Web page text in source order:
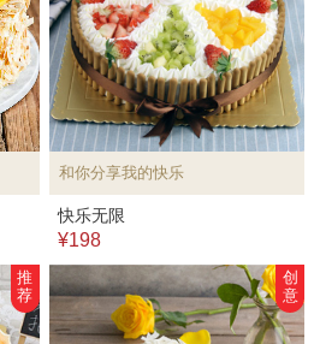
和你分享我的快乐
快乐无限
¥198
推
荐
创
意